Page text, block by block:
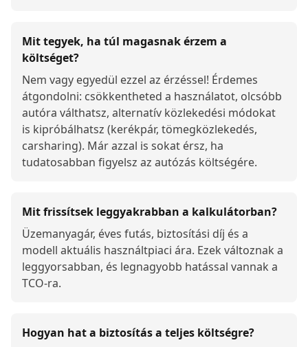
Mit tegyek, ha túl magasnak érzem a
költséget?
Nem vagy egyedül ezzel az érzéssel! Érdemes
átgondolni: csökkentheted a használatot, olcsóbb
autóra válthatsz, alternatív közlekedési módokat
is kipróbálhatsz (kerékpár, tömegközlekedés,
carsharing). Már azzal is sokat érsz, ha
tudatosabban figyelsz az autózás költségére.
Mit frissítsek leggyakrabban a kalkulátorban?
Üzemanyagár, éves futás, biztosítási díj és a
modell aktuális használtpiaci ára. Ezek változnak a
leggyorsabban, és legnagyobb hatással vannak a
TCO-ra.
Hogyan hat a biztosítás a teljes költségre?